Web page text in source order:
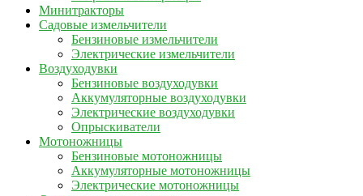
Минитракторы
Садовые измельчители
Бензиновые измельчители
Электрические измельчители
Воздуходувки
Бензиновые воздуходувки
Аккумуляторные воздуходувки
Электрические воздуходувки
Опрыскиватели
Мотоножницы
Бензиновые мотоножницы
Аккумуляторные мотоножницы
Электрические мотоножницы